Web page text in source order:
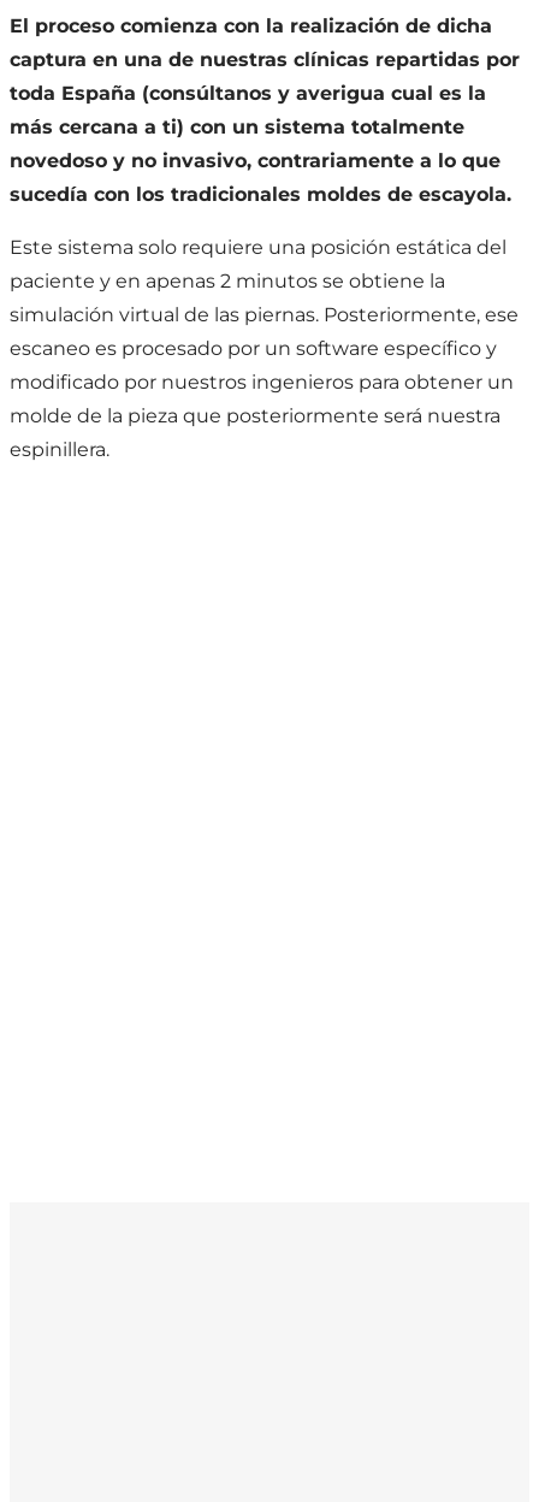
El proceso comienza con la realización de dicha
captura en una de nuestras clínicas repartidas por
toda España (consúltanos y averigua cual es la
más cercana a ti) con un sistema totalmente
novedoso y no invasivo, contrariamente a lo que
sucedía con los tradicionales moldes de escayola.
Este sistema solo requiere una posición estática del
paciente y en apenas 2 minutos se obtiene la
simulación virtual de las piernas. Posteriormente, ese
escaneo es procesado por un software específico y
modificado por nuestros ingenieros para obtener un
molde de la pieza que posteriormente será nuestra
espinillera.